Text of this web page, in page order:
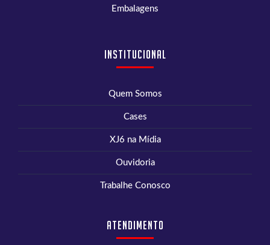
Embalagens
Institucional
Quem Somos
Cases
XJ6 na Mídia
Ouvidoria
Trabalhe Conosco
Atendimento